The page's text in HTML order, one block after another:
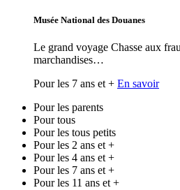
Musée National des Douanes
Le grand voyage Chasse aux
marchandises…
Pour les 7 ans et + En savoir
Pour les parents
Pour tous
Pour les tous petits
Pour les 2 ans et +
Pour les 4 ans et +
Pour les 7 ans et +
Pour les 11 ans et +